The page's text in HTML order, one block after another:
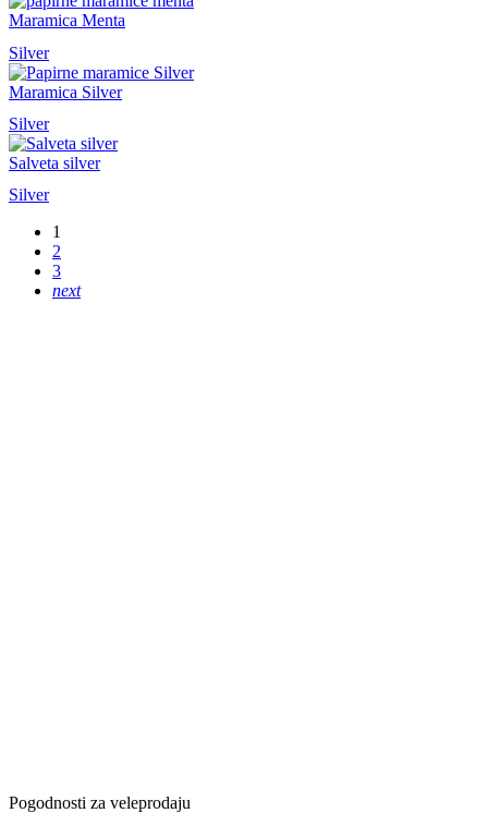
Maramica Menta
Silver
Maramica Silver
Silver
Salveta silver
Silver
1
2
3
next
Pogodnosti za veleprodaju